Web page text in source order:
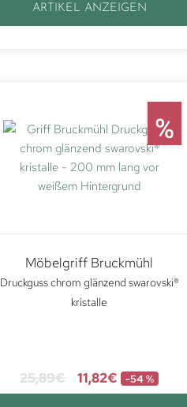
ARTIKEL ANZEIGEN
Möbelgriff Bruckmühl
Druckguss chrom glänzend swarovski®
kristalle
25,89€ 11,82€ -54 %